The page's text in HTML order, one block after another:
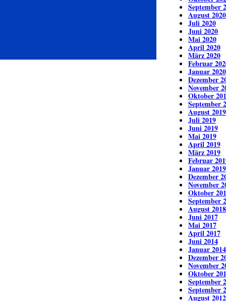
September
August 2020
Juli 2020
Juni 2020
Mai 2020
April 2020
März 2020
Februar
Januar 2020
Dezember
November
Oktober
September
August 2019
Juli 2019
Juni 2019
Mai 2019
April 2019
März 2019
Februar
Januar 2019
Dezember
November
Oktober
September
August 2018
Juni 2017
Mai 2017
April 2017
Juni 2014
Januar 2014
Dezember
November
Oktober
September
September
August 2012